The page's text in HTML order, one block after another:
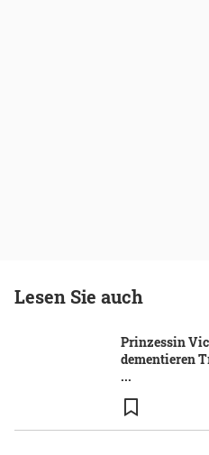
Lesen Sie auch
Prinzessin
dementieren
...